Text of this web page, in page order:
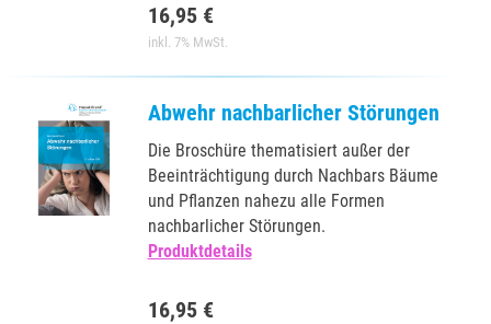
16,95 €
inkl. 7% MwSt.
Abwehr nachbarlicher Störungen
Die Broschüre thematisiert außer der
Beeinträchtigung durch Nachbars Bäume
und Pflanzen nahezu alle Formen
nachbarlicher Störungen.
Produktdetails
16,95 €